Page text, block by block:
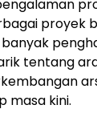
proyek
tentang
masa kini.